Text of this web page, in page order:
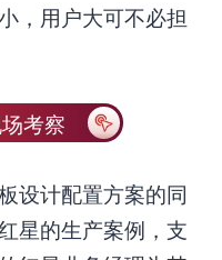
，用户大可不必担
考察
设计配置方案的同
星的生产案例，支